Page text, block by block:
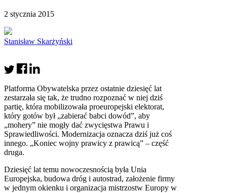
2 stycznia 2015
Stanisław Skarżyński
Platforma Obywatelska przez ostatnie dziesięć lat
zestarzała się tak, że trudno rozpoznać w niej dziś
partię, która mobilizowała proeuropejski elektorat,
który gotów był „zabierać babci dowód”, aby
„mohery” nie mogły dać zwycięstwa Prawu i
Sprawiedliwości. Modernizacja oznacza dziś już coś
innego. „Koniec wojny prawicy z prawicą” – część
druga.
Dziesięć lat temu nowoczesnością była Unia
Europejska, budowa dróg i autostrad, założenie firmy
w jednym okienku i organizacja mistrzostw Europy w